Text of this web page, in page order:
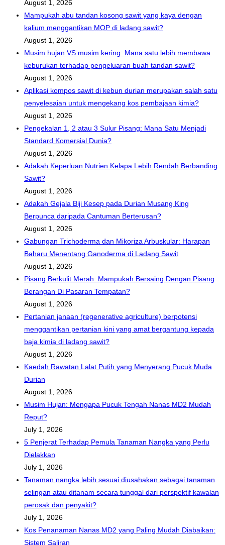
August 1, 2026
Mampukah abu tandan kosong sawit yang kaya dengan
kalium menggantikan MOP di ladang sawit?
August 1, 2026
Musim hujan VS musim kering: Mana satu lebih membawa
keburukan terhadap pengeluaran buah tandan sawit?
August 1, 2026
Aplikasi kompos sawit di kebun durian merupakan salah satu
penyelesaian untuk mengekang kos pembajaan kimia?
August 1, 2026
Pengekalan 1, 2 atau 3 Sulur Pisang: Mana Satu Menjadi
Standard Komersial Dunia?
August 1, 2026
Adakah Keperluan Nutrien Kelapa Lebih Rendah Berbanding
Sawit?
August 1, 2026
Adakah Gejala Biji Kesep pada Durian Musang King
Berpunca daripada Cantuman Berterusan?
August 1, 2026
Gabungan Trichoderma dan Mikoriza Arbuskular: Harapan
Baharu Menentang Ganoderma di Ladang Sawit
August 1, 2026
Pisang Berkulit Merah: Mampukah Bersaing Dengan Pisang
Berangan Di Pasaran Tempatan?
August 1, 2026
Pertanian janaan (regenerative agriculture) berpotensi
menggantikan pertanian kini yang amat bergantung kepada
baja kimia di ladang sawit?
August 1, 2026
Kaedah Rawatan Lalat Putih yang Menyerang Pucuk Muda
Durian
August 1, 2026
Musim Hujan: Mengapa Pucuk Tengah Nanas MD2 Mudah
Reput?
July 1, 2026
5 Penjerat Terhadap Pemula Tanaman Nangka yang Perlu
Dielakkan
July 1, 2026
Tanaman nangka lebih sesuai diusahakan sebagai tanaman
selingan atau ditanam secara tunggal dari perspektif kawalan
perosak dan penyakit?
July 1, 2026
Kos Penanaman Nanas MD2 yang Paling Mudah Diabaikan:
Sistem Saliran